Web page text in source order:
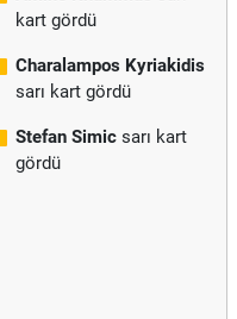
kart gördü
Charalampos Kyriakidis
sarı kart gördü
Stefan Simic sarı kart
gördü